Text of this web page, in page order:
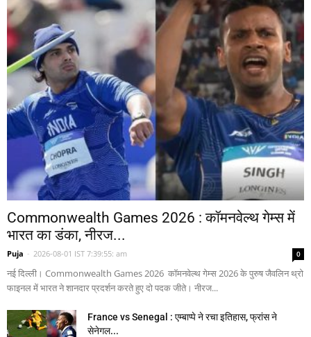
Commonwealth Games 2026 : कॉमनवेल्थ गेम्स में
भारत का डंका, नीरज...
Puja - 2026-08-01 IST 7:39:55: am 0
नई दिल्ली। Commonwealth Games 2026 कॉमनवेल्थ गेम्स 2026 के पुरुष जैवलिन थ्रो
फाइनल में भारत ने शानदार प्रदर्शन करते हुए दो पदक जीते। नीरज...
France vs Senegal : एम्बाप्पे ने रचा इतिहास, फ्रांस ने
सेनेगल...